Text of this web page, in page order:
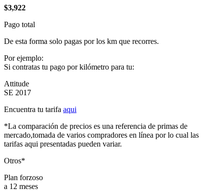
$3,922
Pago total
De esta forma solo pagas por los km que recorres.
Por ejemplo:
Si contratas tu pago por kilómetro para tu:
Attitude
SE 2017
Encuentra tu tarifa aqui
*La comparación de precios es una referencia de primas de
mercado,tomada de varios compradores en línea por lo cual las
tarifas aqui presentadas pueden variar.
Otros*
Plan forzoso
a 12 meses